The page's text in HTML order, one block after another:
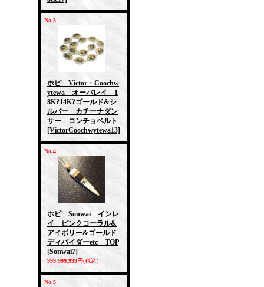
No.3
ホピ Victor・Coochw
ytewa オーバレイ 1
8K?14K?ゴールド&シ
ルバー カチーナダン
サー コンチョベルト
[VictorCoochwytewa13]
No.4
ホピ Sonwai インレ
イ ピンクコーラル&
アイボリー&ゴールド
ディバイダーetc TOP
[Sonwai7]
999,999,999円(税込)
No.5